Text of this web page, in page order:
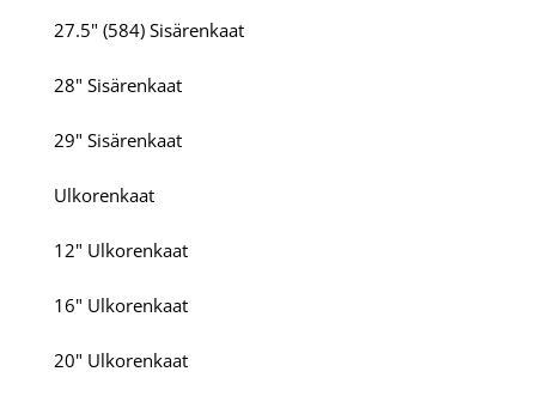
27.5" (584) Sisärenkaat
28" Sisärenkaat
29" Sisärenkaat
Ulkorenkaat
12" Ulkorenkaat
16" Ulkorenkaat
20" Ulkorenkaat